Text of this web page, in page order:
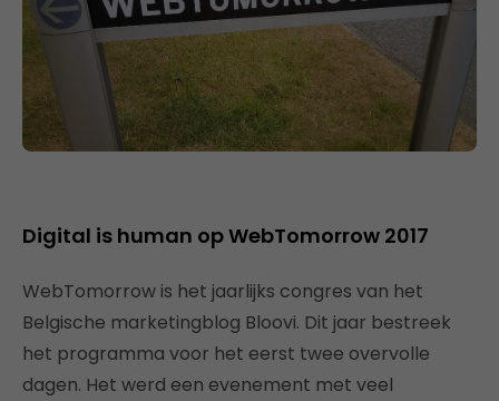
Digital is human op WebTomorrow 2017
WebTomorrow is het jaarlijks congres van het
Belgische marketingblog Bloovi. Dit jaar bestreek
het programma voor het eerst twee overvolle
dagen. Het werd een evenement met veel